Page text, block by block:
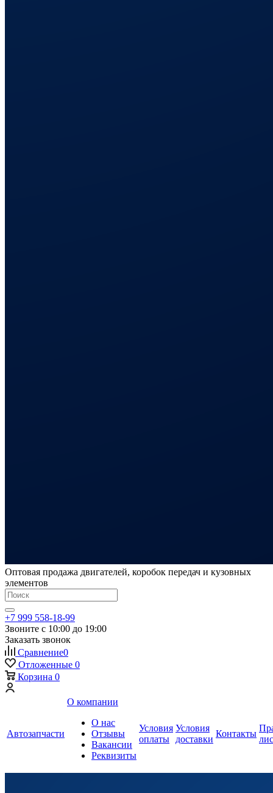
Оптовая продажа двигателей, коробок передач и кузовных
элементов
+7 999 558-18-99
Звоните с 10:00 до 19:00
Заказать звонок
Сравнение0
Отложенные 0
Корзина 0
Автозапчасти
О компании
О нас
Отзывы
Вакансии
Реквизиты
Условия
оплаты
Условия
доставки
Контакты